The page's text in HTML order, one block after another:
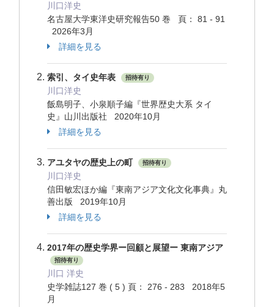
川口洋史
名古屋大学東洋史研究報告50 巻 頁： 81 - 91
2026年3月
詳細を見る
索引、タイ史年表 招待有り
川口洋史
飯島明子、小泉順子編『世界歴史大系 タイ
史』山川出版社 2020年10月
詳細を見る
アユタヤの歴史上の町 招待有り
川口洋史
信田敏宏ほか編『東南アジア文化文化事典』丸
善出版 2019年10月
詳細を見る
2017年の歴史学界ー回顧と展望ー 東南アジア
招待有り
川口 洋史
史学雑誌127 巻 ( 5 ) 頁： 276 - 283 2018年5
月